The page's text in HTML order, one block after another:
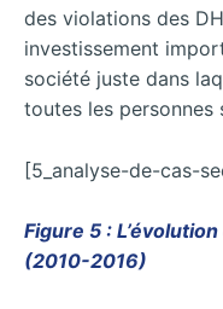
des violations des
investissement
société juste dans
toutes les personnes
[5_analyse-de-cas-
Figure 5 :
(2010-2016)